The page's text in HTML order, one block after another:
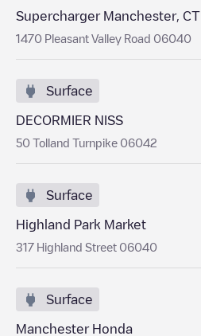
Supercharger Manchester, CT
1470 Pleasant Valley Road 06040
Surface
DECORMIER NISS
50 Tolland Turnpike 06042
Surface
Highland Park Market
317 Highland Street 06040
Surface
Manchester Honda